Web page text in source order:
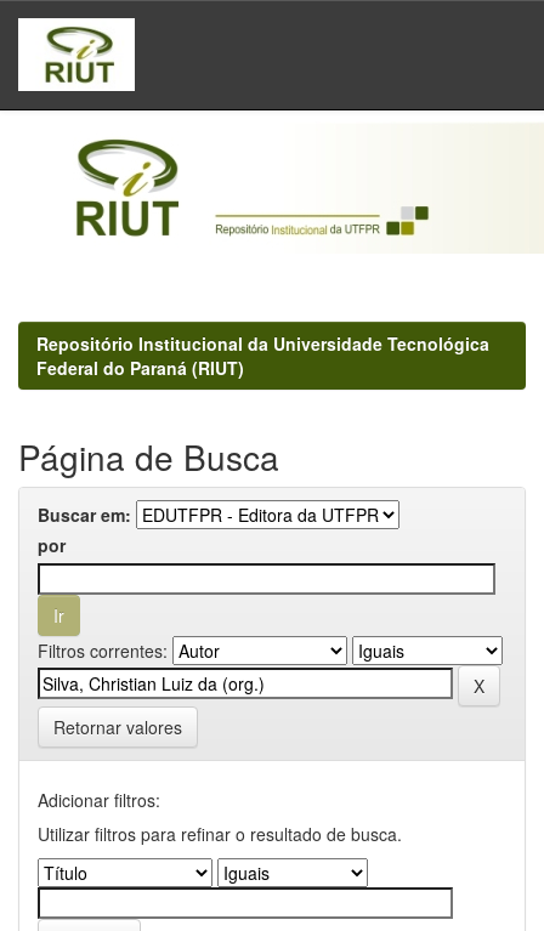
Skip
navigation
Repositório Institucional da Universidade Tecnológica
Federal do Paraná (RIUT)
Página de Busca
Buscar em:
por
Filtros correntes:
Retornar valores
Adicionar filtros:
Utilizar filtros para refinar o resultado de busca.